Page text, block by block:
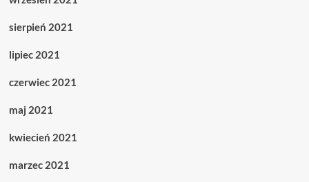
sierpień 2021
lipiec 2021
czerwiec 2021
maj 2021
kwiecień 2021
marzec 2021